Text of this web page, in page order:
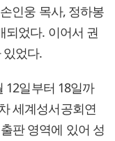
인웅 목사, 정하봉
되었다. 이어서 권
었다.
12일부터 18일까
세계성서공회연
판 영역에 있어 성